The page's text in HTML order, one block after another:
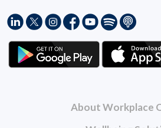
About Workplace